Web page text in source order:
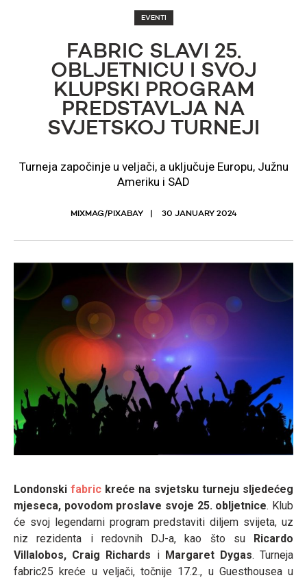
EVENTI
FABRIC SLAVI 25.
OBLJETNICU I SVOJ
KLUPSKI PROGRAM
PREDSTAVLJA NA
SVJETSKOJ TURNEJI
Turneja započinje u veljači, a uključuje Europu, Južnu
Ameriku i SAD
MIXMAG/PIXABAY 30 JANUARY 2024
Londonski fabric kreće na svjetsku turneju sljedećeg
mjeseca, povodom proslave svoje 25. obljetnice. Klub
će svoj legendarni program predstaviti diljem svijeta, uz
niz rezidenta i redovnih DJ-a, kao što su Ricardo
Villalobos, Craig Richards i Margaret Dygas. Turneja
fabric25 kreće u veljači, točnije 17.2., u Guesthousea u